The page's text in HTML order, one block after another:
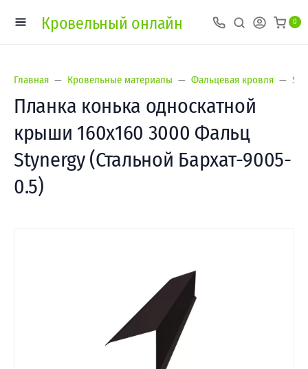
Кровельный онлайн 0
Главная Кровельные материалы Фальцевая кровля
Планка конька односкатной
крыши 160х160 3000 Фальц
Stynergy (Стальной Бархат-9005-
0.5)